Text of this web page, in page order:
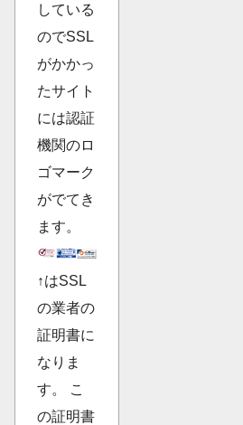
している
のでSSL
がかかっ
たサイト
には認証
機関のロ
ゴマーク
がでてき
ます。
↑はSSL
の業者の
証明書に
なりま
す。 こ
の証明書